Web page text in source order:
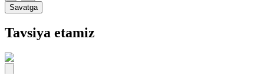
Savatga
Tavsiya etamiz